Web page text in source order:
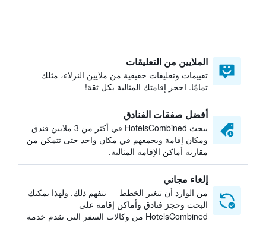
الملايين من التعليقات
تقييمات وتعليقات حقيقية من ملايين النزلاء، مثلك
تمامًا. احجز إقامتك المثالية بكل ثقة!
أفضل صفقات الفنادق
يبحث HotelsCombined في أكثر من 3 ملايين فندق
ومكان إقامة ويجمعهم في مكان واحد حتى تتمكن من
مقارنة أماكن الإقامة المثالية.
إلغاء مجاني
من الوارد أن تتغير الخطط — نتفهم ذلك. ولهذا يمكنك
البحث وحجز فنادق وأماكن إقامة على
HotelsCombined من وكالات السفر التي تقدم خدمة